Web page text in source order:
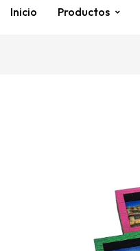
Inicio Productos